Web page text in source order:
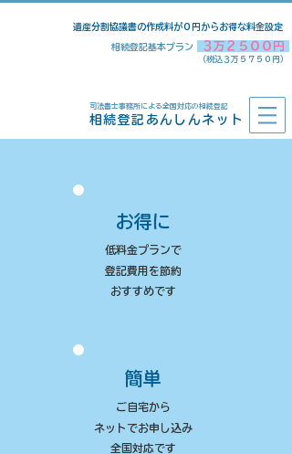
​遺産分割協議書の作成料が０円からお得な料金設定
相続登記基本プラン ３万２５００円
​（税込３万５７５０円）
司法書士事務所による全国対応の相続登記
相続登記あんしんネット
お得に
低料金プランで
登記費用を節約​
​おすすめです
簡単
ご自宅から
ネットでお申し込み
​全国対応です